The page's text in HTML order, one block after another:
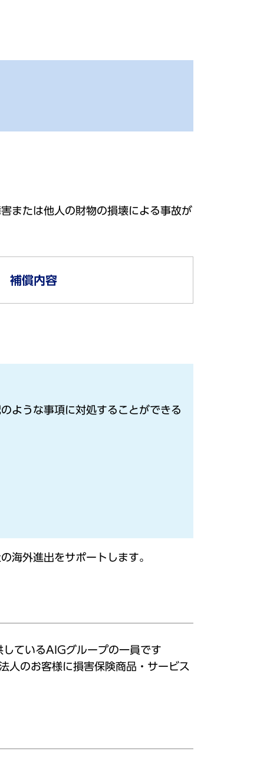
または他人の財物の損壊による事故が
補償内容
ような事項に対処することができる
海外進出をサポートします。
ているAIGグループの一員です
人のお客様に損害保険商品・サービス